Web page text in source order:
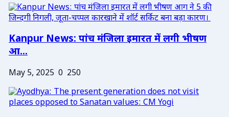
Kanpur News: पांच मंजिला इमारत में लगी भीषण
आ...
May 5, 2025 0 250